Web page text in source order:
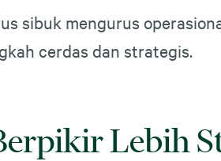
sibuk mengurus
cerdas dan strategis.
Lebih